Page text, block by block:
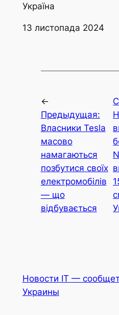
Україна
13 листопада 2024
←
Предыдущая:
Власники Tesla
масово
намагаються
позбутися своїх
електромобілів
— що
відбувається
Новости IT —
Украины